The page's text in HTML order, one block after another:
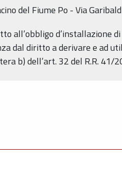
del Fiume Po - Via
all’obbligo d’installazione
dal diritto a derivare e ad
b) dell’art. 32 del R.R. 41/